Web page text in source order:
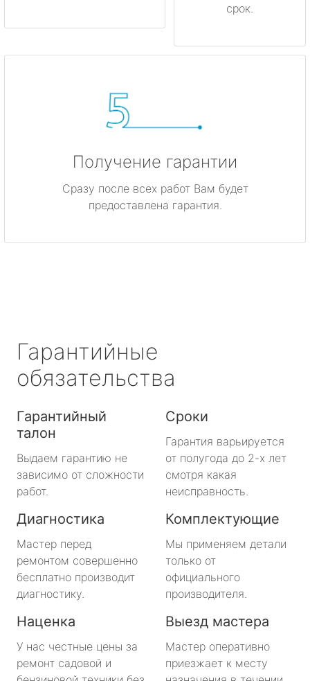
срок.
Получение гарантии
Сразу после всех работ Вам будет
предоставлена гарантия.
Гарантийные
обязательства
Гарантийный
талон
Выдаем гарантию не
зависимо от сложности
работ.
Сроки
Гарантия варьируется
от полугода до 2-х лет
смотря какая
неисправность.
Диагностика
Мастер перед
ремонтом совершенно
бесплатно производит
диагностику.
Комплектующие
Мы применяем детали
только от
официального
производителя.
Наценка
У нас честные цены за
ремонт садовой и
Выезд мастера
Мастер оперативно
приезжает к месту